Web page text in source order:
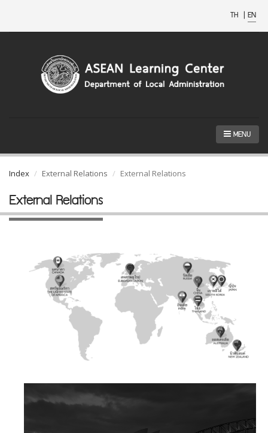
TH | EN
MENU
Index External Relations External Relations
External Relations